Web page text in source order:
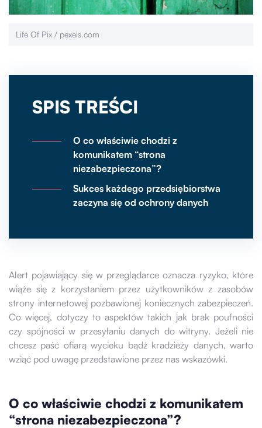
Life Of Pix / pexels.com
SPIS TREŚCI
O co właściwie chodzi z
komunikatem “strona
niezabezpieczona”?
Sukces każdego przedsiębiorstwa
zaczyna się od ochrony danych
Alert pojawiający się w przeglądarce oznacza ryzyko, które
wiąże się z korzystaniem przez użytkowników z zasobów
strony internetowej pozbawionej koniecznych zabezpieczeń.
Co więcej, dotyczy to aspektów takich jak brak poufności
czy spójności w przesyłaniu danych do witryny. Jeżeli nie
chcesz paść ofiarą wycieku bądź kradzieży danych, warto
wziąć pod uwagę przedstawione przez nas wskazówki.
O co właściwie chodzi z komunikatem
“strona niezabezpieczona”?